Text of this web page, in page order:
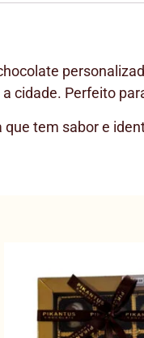
cidade. Perfeito
tem sabor e